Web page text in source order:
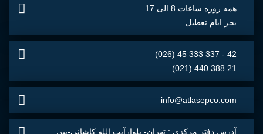
همه روزه ساعات 8 الی 17
بجز ایام تعطیل
(026) 45 333 337 - 42
(021) 440 388 21
info@atlasepco.com
آدرس دفتر مركزی : تهران- بلوارآيت الله كاشانی-بين